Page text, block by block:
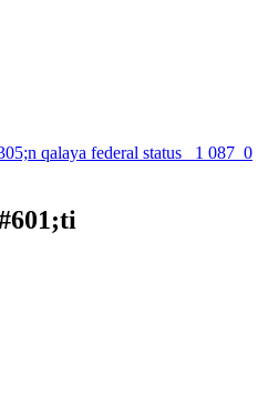
qalaya federal status 1 087 0